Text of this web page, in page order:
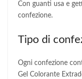
Con guanti usa e
confezione.
Tipo di
Ogni confezione
Gel Colorante